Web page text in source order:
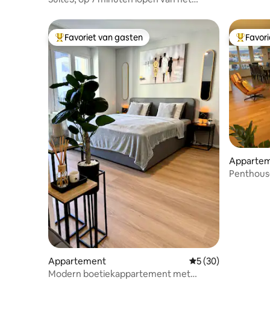
Topfavoriet van gasten
Favoriet van gasten
Appartement Gemiddelde
5 (30)
Modern boetiekappartement met